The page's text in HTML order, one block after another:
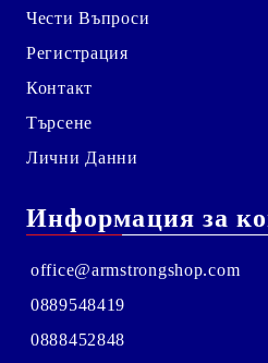
Чести Въпроси
Регистрация
Контакт
Търсене
Лични Данни
Информация за
office@armstrongshop.com
0889548419
0888452848